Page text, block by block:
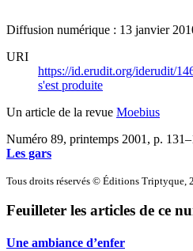
Diffusion numérique : 13 janvier
URI
https://id.erudit.org/iderudit/
s'est produite
Un article de la revue Moebius
Numéro 89, printemps 2001 , p.
Les gars
Tous droits réservés © Éditions Triptyque,
Feuilleter les articles de ce
Une ambiance d’enfer